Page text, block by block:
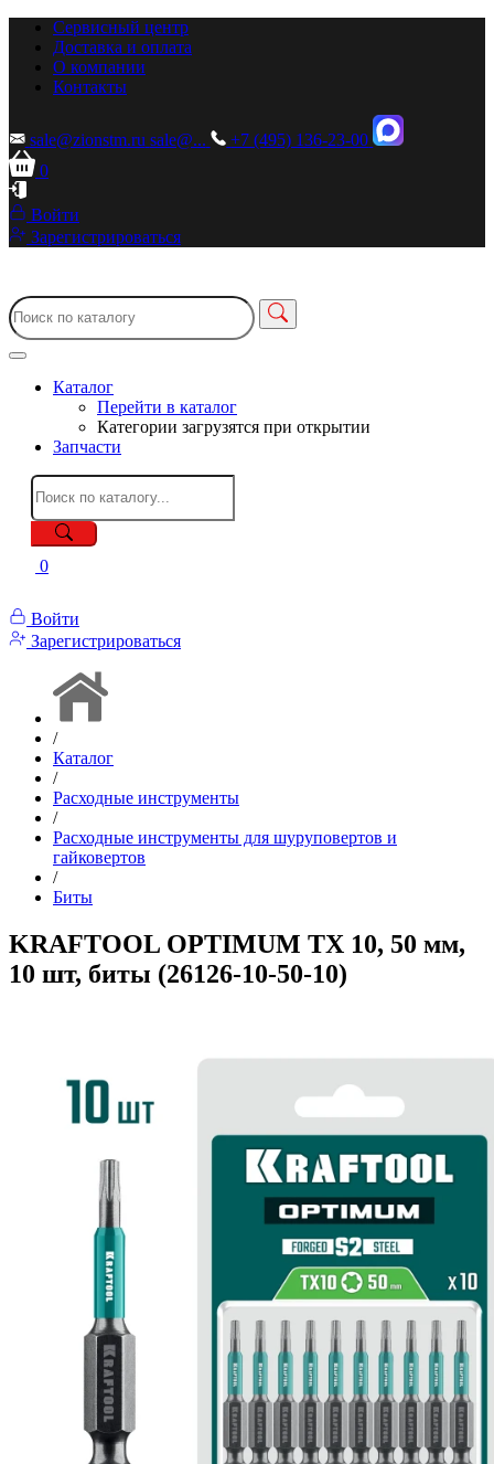
Сервисный центр
Доставка и оплата
О компании
Контакты
sale@zionstm.ru sale@...
+7 (495) 136-23-00
0
Войти
Зарегистрироваться
Каталог
Перейти в каталог
Категории загрузятся при открытии
Запчасти
0
Войти
Зарегистрироваться
/
Каталог
/
Расходные инструменты
/
Расходные инструменты для шуруповертов и
гайковертов
/
Биты
KRAFTOOL OPTIMUM TX 10, 50 мм,
10 шт, биты (26126-10-50-10)